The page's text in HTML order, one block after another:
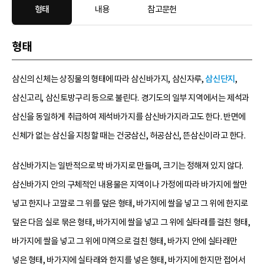
형태 내용 참고문헌
형태
삼신의 신체는 상징물의 형태에 따라 삼신바가지, 삼신자루,삼신단지 ,
삼신고리, 삼신토방구리 등으로 불린다. 경기도의 일부 지역에서는 제석과
삼신을 동일하게 취급하여 제석바가지를 삼신바가지라고도 한다. 반면에
신체가 없는 삼신을 지칭할 때는 건궁삼신, 허공삼신, 뜬삼신이라고 한다.
삼신바가지는 일반적으로 박 바가지로 만들며, 크기는 정해져 있지 않다.
삼신바가지 안의 구체적인 내용물은 지역이나 가정에 따라 바가지에 쌀만
넣고 한지나 고깔로 그 위를 덮은 형태, 바가지에 쌀을 넣고 그 위에 한지로
덮은 다음 실로 묶은 형태, 바가지에 쌀을 넣고 그 위에 실타래를 걸친 형태,
바가지에 쌀을 넣고 그 위에 미역으로 걸친 형태, 바가지 안에 실타래만
넣은 형태, 바가지에 실타래와 한지를 넣은 형태, 바가지에 한지만 접어서